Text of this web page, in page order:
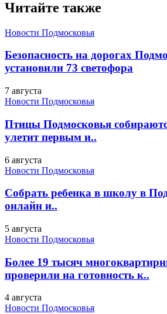
Читайте также
Новости Подмосковья
Безопасность на дорогах
установили 73 светофора
7 августа
Новости Подмосковья
Птицы Подмосковья
улетит первым и..
6 августа
Новости Подмосковья
Собрать ребенка в школу в
онлайн и..
5 августа
Новости Подмосковья
Более 19 тысяч
проверили на готовность к..
4 августа
Новости Подмосковья